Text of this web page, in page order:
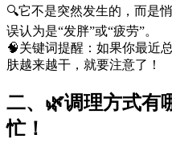
🔍它不是突然发生的，而是
误认为是“发胖”或“疲劳”。
🧠关键词提醒：如果你最近
肤越来越干，就要注意了！
二、🌿调理方式有
忙！